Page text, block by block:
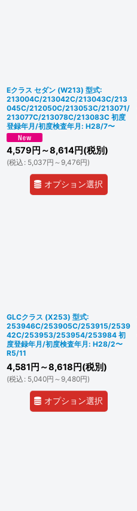
Eクラス セダン (W213) 型式:
213004C/213042C/213043C/213
045C/212050C/213053C/213071/
213077C/213078C/213083C 初度
登録年月/初度検査年月: H28/7〜
4,579 円 ～8,614円(税別)
(税込 : 5,037円 ～9,476円)
オプション選択
GLCクラス (X253) 型式:
253946C/253905C/253915/2539
42C/253953/253954/253984 初
度登録年月/初度検査年月: H28/2〜
R5/11
4,581 円 ～8,618 円(税別)
(税込 : 5,040円 ～9,480円)
オプション選択